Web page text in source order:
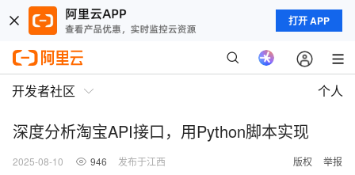
打开 APP
开发者社区 个人
深度分析淘宝API接口，用Python脚本实现
2025-08-10 946 发布于江西 版权 举报